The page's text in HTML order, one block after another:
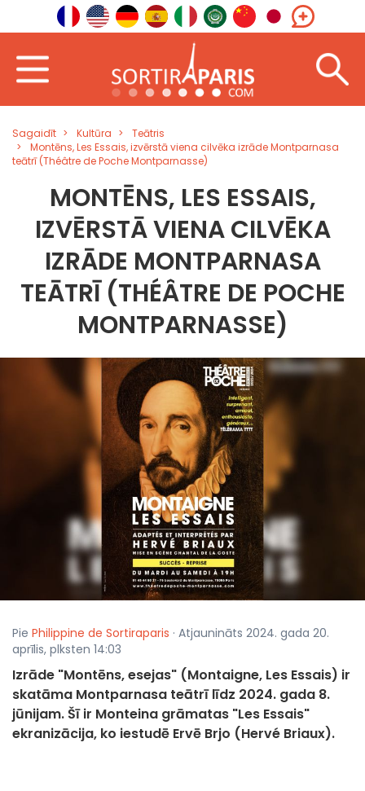
Sagaidīt Kultūra
Teātris
Montēns, Les Essais, izvērstā viena cilvēka izrāde Montparnasa
teātrī (Théâtre de Poche Montparnasse)
MONTĒNS, LES ESSAIS,
IZVĒRSTĀ VIENA CILVĒKA
IZRĀDE MONTPARNASA
TEĀTRĪ (THÉÂTRE DE POCHE
MONTPARNASSE)
Pie Philippine de Sortiraparis · Atjaunināts 2024. gada 20.
aprīlis, plksten 14:03
Izrāde "Montēns, esejas" (Montaigne, Les Essais) ir
skatāma Montparnasa teātrī līdz 2024. gada 8.
jūnijam. Šī ir Monteina grāmatas "Les Essais"
ekranizācija, ko iestudē Ervē Brjo (Hervé Briaux).